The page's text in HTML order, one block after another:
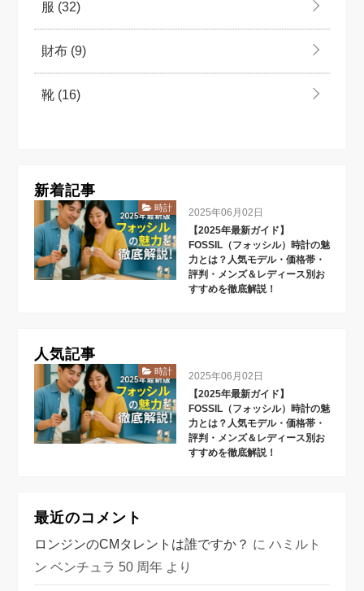
服 (32)
財布 (9)
靴 (16)
新着記事
時計
2025年06月02日
【2025年最新ガイド】
FOSSIL（フォッシル）時計の魅
力とは？人気モデル・価格帯・
評判・メンズ＆レディース別お
すすめを徹底解説！
人気記事
時計
2025年06月02日
【2025年最新ガイド】
FOSSIL（フォッシル）時計の魅
力とは？人気モデル・価格帯・
評判・メンズ＆レディース別お
すすめを徹底解説！
最近のコメント
ロンジンのCMタレントは誰ですか？ にハミルト
ン ベンチュラ 50 周年 より